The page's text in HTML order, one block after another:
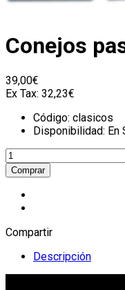
Conejos
39,00€
Ex Tax: 32,23€
Código: clasicos
Disponibilidad: En
Compartir
Descripción